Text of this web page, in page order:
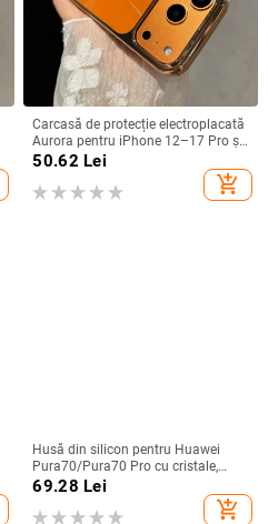
Carcasă de protecție electroplacată
Aurora pentru iPhone 12–17 Pro și
Pro Max, acoperire completă, anti-
50.62 Lei
add_shopping_cart
Husă din silicon pentru Huawei
Pura70/Pura70 Pro cu cristale,
transparentă, estetică, suport
încorporat și disipare a căldurii
69.28 Lei
add_shopping_cart